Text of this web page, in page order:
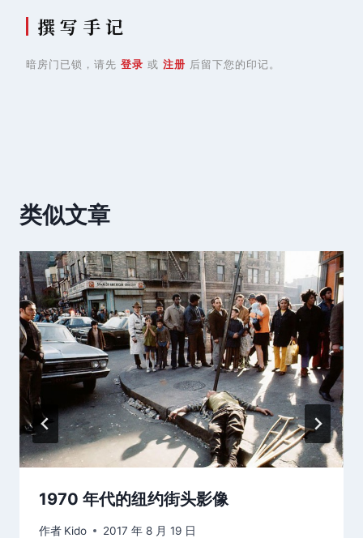
撰 写 手 记
暗房门已锁，请先 登录 或 注册 后留下您的印记。
类似文章
1970 年代的纽约街头影像
作者 Kido 2017 年 8 月 19 日